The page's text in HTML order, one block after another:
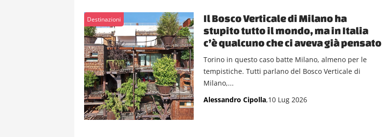
Destinazioni
Il Bosco Verticale di Milano ha
stupito tutto il mondo, ma in Italia
c’è qualcuno che ci aveva già pensato
Torino in questo caso batte Milano, almeno per le
tempistiche. Tutti parlano del Bosco Verticale di
Milano,...
Alessandro Cipolla,10 Lug 2026